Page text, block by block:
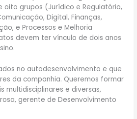
oito grupos (Jurídico e Regulatório,
Digital, Finanças,
e Processos e Melhoria
devem ter vínculo de dois anos
no autodesenvolvimento e que
da companhia. Queremos formar
multidisciplinares e diversas,
gerente de Desenvolvimento